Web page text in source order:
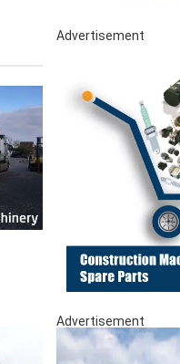
Advertisement
Advertisement